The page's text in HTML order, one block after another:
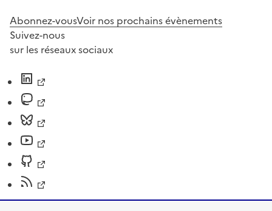
Abonnez-vousVoir nos prochains évènements
Suivez-nous
sur les réseaux sociaux